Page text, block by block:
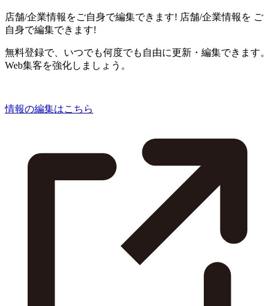
店舗/企業情報をご自身で編集できます! 店舗/企業情報を ご
自身で編集できます!
無料登録で、いつでも何度でも自由に更新・編集できます。
Web集客を強化しましょう。
情報の編集はこちら